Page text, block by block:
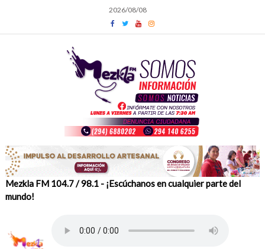
content
2026/08/08
Mezkla FM 104.7 / 98.1 - ¡Escúchanos en cualquier parte del
mundo!